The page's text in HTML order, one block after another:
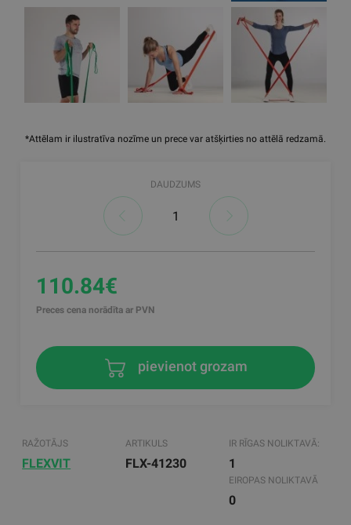
*Attēlam ir ilustratīva nozīme un prece var atšķirties no attēlā redzamā.
DAUDZUMS
110.84€
Preces cena norādīta ar PVN
pievienot grozam
RAŽOTĀJS
FLEXVIT
ARTIKULS
FLX-41230
IR RĪGAS NOLIKTAVĀ:
1
EIROPAS NOLIKTAVĀ
0